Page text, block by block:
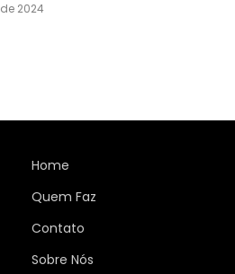
2024
Home
Quem Faz
Contato
Sobre Nós